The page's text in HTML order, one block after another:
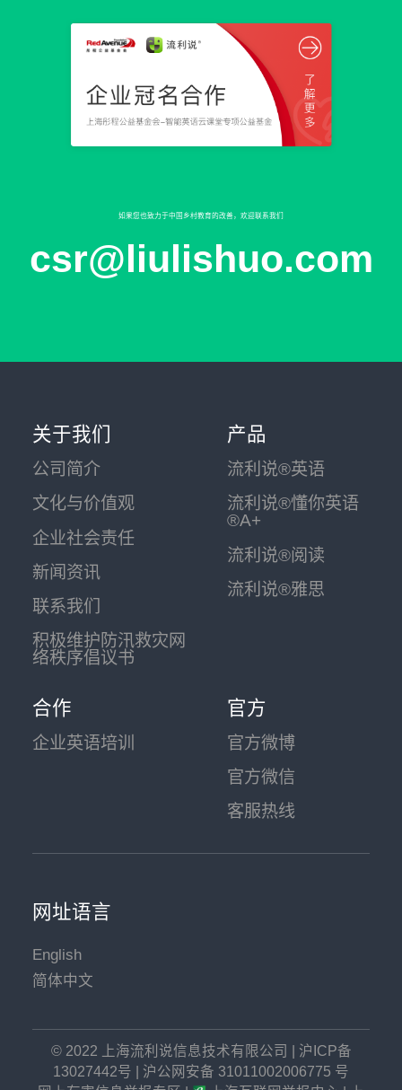
如果您也致力于中国乡村教育的改善，欢迎联系我们
csr@liulishuo.com
关于我们
公司简介
文化与价值观
企业社会责任
新闻资讯
联系我们
积极维护防汛救灾网
络秩序倡议书
产品
流利说®英语
流利说®懂你英语
®A+
流利说®阅读
流利说®雅思
合作
企业英语培训
官方
官方微博
官方微信
客服热线
网址语言
English
简体中文
© 2022 上海流利说信息技术有限公司
沪ICP备
13027442号
沪公网安备 31011002006775 号